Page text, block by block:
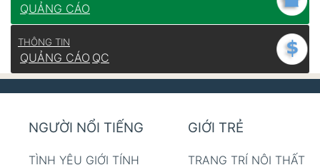
QUẢNG CÁO
THÔNG TIN
QUẢNG CÁO QC
NGƯỜI NỔI TIẾNG
TÌNH YÊU GIỚI TÍNH
GIỚI TRẺ
TRANG TRÍ NỘI THẤT